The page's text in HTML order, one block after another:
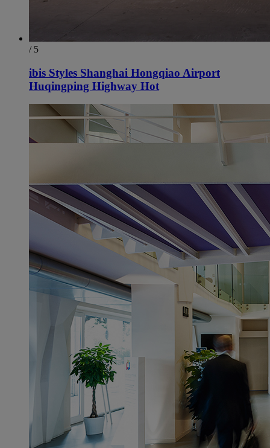
/ 5
ibis Styles Shanghai Hongqiao Airport
Huqingping Highway Hot